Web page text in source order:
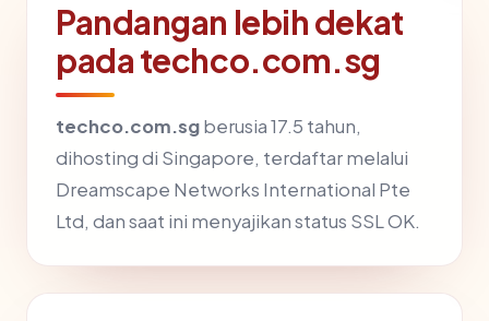
Pandangan lebih dekat
pada techco.com.sg
techco.com.sgberusia 17.5 tahun,
dihosting di Singapore, terdaftar melalui
Dreamscape Networks International Pte
Ltd, dan saat ini menyajikan status SSL OK.